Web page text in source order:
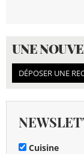
UNE
DÉPOSER UNE
Cuisine